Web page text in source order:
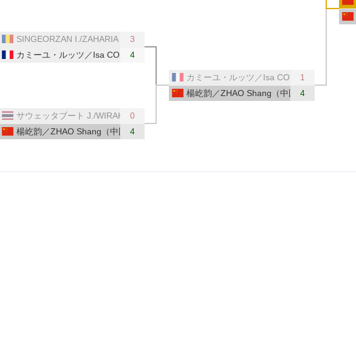
）
）
SINGEORZAN I./ZAHARIA E.（ルーマニア）
3
カミーユ・ルッツ／Isa COK（フランス）
4
サウェッタブート J./WIRAKARN T.（タイ）
0
楊屹韵／ZHAO Shang（中国）
4
カミーユ・ルッツ／Isa COK（フランス）
1
楊屹韵／ZHAO Shang（中国）
4